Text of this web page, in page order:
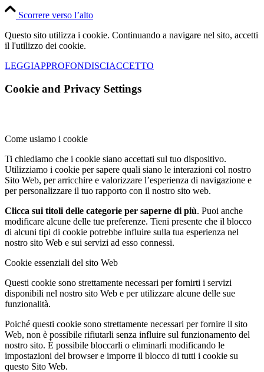
Scorrere verso l’alto
Questo sito utilizza i cookie. Continuando a navigare nel sito, accetti
il l'utilizzo dei cookie.
LEGGIAPPROFONDISCIACCETTO
Cookie and Privacy Settings
Come usiamo i cookie
Ti chiediamo che i cookie siano accettati sul tuo dispositivo.
Utilizziamo i cookie per sapere quali siano le interazioni col nostro
Sito Web, per arricchire e valorizzare l’esperienza di navigazione e
per personalizzare il tuo rapporto con il nostro sito web.
Clicca sui titoli delle categorie per saperne di più. Puoi anche
modificare alcune delle tue preferenze. Tieni presente che il blocco
di alcuni tipi di cookie potrebbe influire sulla tua esperienza nel
nostro sito Web e sui servizi ad esso connessi.
Cookie essenziali del sito Web
Questi cookie sono strettamente necessari per fornirti i servizi
disponibili nel nostro sito Web e per utilizzare alcune delle sue
funzionalità.
Poiché questi cookie sono strettamente necessari per fornire il sito
Web, non è possibile rifiutarli senza influire sul funzionamento del
nostro sito. È possibile bloccarli o eliminarli modificando le
impostazioni del browser e imporre il blocco di tutti i cookie su
questo Sito Web.